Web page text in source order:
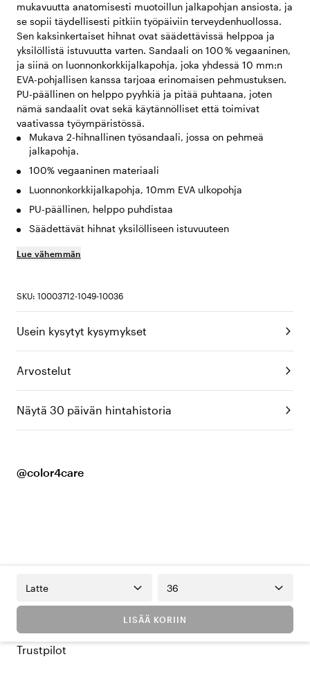
mukavuutta anatomisesti muotoillun jalkapohjan ansiosta, ja
se sopii täydellisesti pitkiin työpäiviin terveydenhuollossa.
Sen kaksinkertaiset hihnat ovat säädettävissä helppoa ja
yksilöllistä istuvuutta varten. Sandaali on 100 % vegaaninen,
ja siinä on luonnonkorkkijalkapohja, joka yhdessä 10 mm:n
EVA-pohjallisen kanssa tarjoaa erinomaisen pehmustuksen.
PU-päällinen on helppo pyyhkiä ja pitää puhtaana, joten
nämä sandaalit ovat sekä käytännölliset että toimivat
vaativassa työympäristössä.
Mukava 2-hihnallinen työsandaali, jossa on pehmeä
jalkapohja.
100% vegaaninen materiaali
Luonnonkorkkijalkapohja, 10mm EVA ulkopohja
PU-päällinen, helppo puhdistaa
Säädettävät hihnat yksilölliseen istuvuuteen
Lue vähemmän
SKU: 10003712-1049-10036
Usein kysytyt kysymykset
Arvostelut
Näytä 30 päivän hintahistoria
@color4care
Latte 36
LISÄÄ KORIIN
Trustpilot